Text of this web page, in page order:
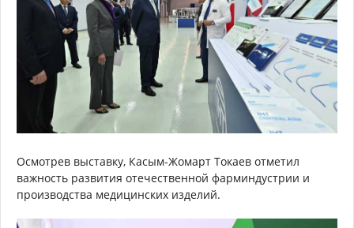
Осмотрев выставку, Касым-Жомарт Токаев отметил
важность развития отечественной фарминдустрии и
производства медицинских изделий.